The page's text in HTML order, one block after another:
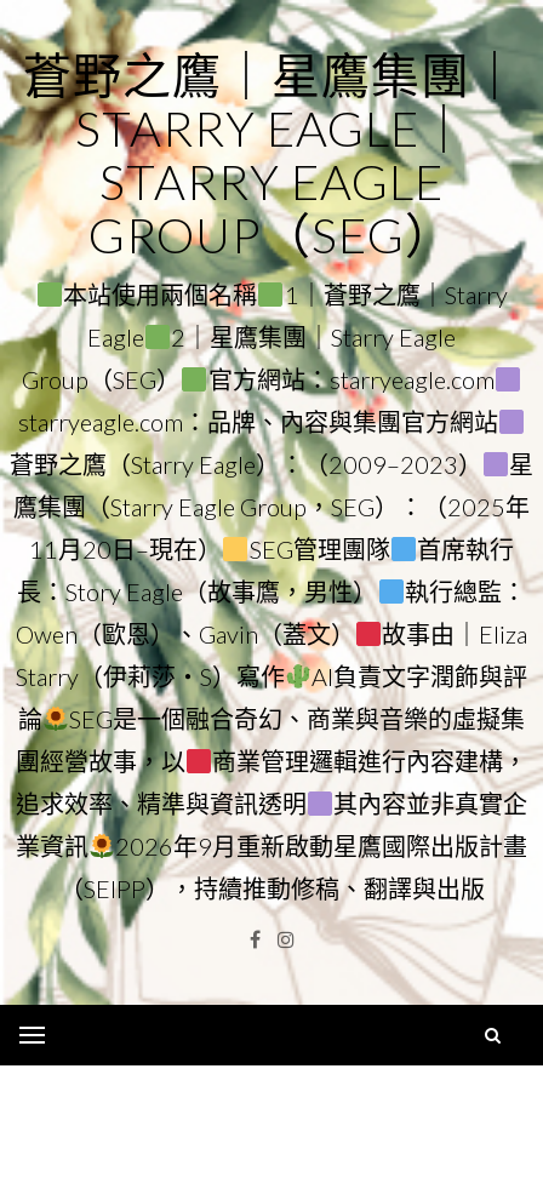
to
content
蒼野之鷹｜星鷹集團｜
STARRY EAGLE｜
STARRY EAGLE
GROUP（SEG）
本站使用兩個名稱
1｜蒼野之鷹｜Starry
Eagle
2｜星鷹集團｜Starry Eagle
Group（SEG）
官方網站：starryeagle.com
starryeagle.com：品牌、內容與集團官方網站
蒼野之鷹（Starry Eagle）：（2009–2023）
星
鷹集團（Starry Eagle Group，SEG）：（2025年
11月20日–現在）
SEG管理團隊
首席執行
長：Story Eagle（故事鷹，男性）
執行總監：
Owen（歐恩）、Gavin（蓋文）
故事由｜Eliza
Starry（伊莉莎・S）寫作
AI負責文字潤飾與評
論
SEG是一個融合奇幻、商業與音樂的虛擬集
團經營故事，以
商業管理邏輯進行內容建構，
追求效率、精準與資訊透明
其內容並非真實企
業資訊
2026年9月重新啟動星鷹國際出版計畫
（SEIPP），持續推動修稿、翻譯與出版
Facebook
Instagram